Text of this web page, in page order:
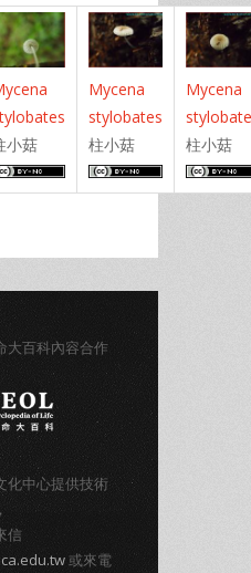
小菇
Mycena
stylobates
柱小菇
Mycena
柱小菇
大百科內容合作
化中心提供技術
信
或來電